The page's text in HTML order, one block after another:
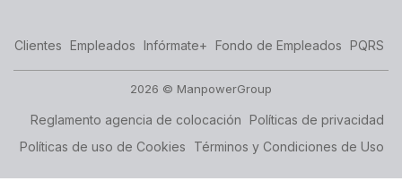
Clientes Empleados Infórmate+ Fondo de Empleados PQRS
2026 © ManpowerGroup
Reglamento agencia de colocación Políticas de privacidad
Políticas de uso de Cookies
Términos y Condiciones de Uso